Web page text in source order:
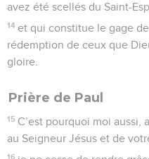
avez été scellés du Saint-
14 et qui constitue le gage
rédemption de ceux que
gloire.
Prière de Paul
15 C’est pourquoi moi
au Seigneur Jésus et de
16